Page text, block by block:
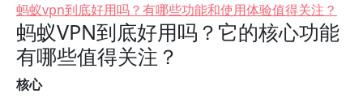
蚂蚁vpn到底好用吗？有哪些功能和使用体验值得关注？
蚂蚁VPN到底好用吗？它的核心功能
有哪些值得关注？
核心